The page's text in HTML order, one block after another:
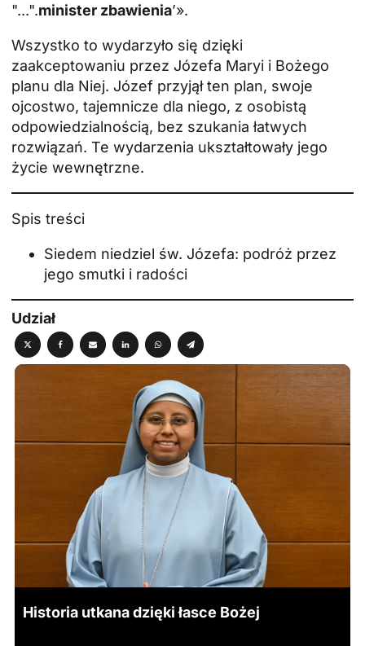
"...".minister zbawienia’».
Wszystko to wydarzyło się dzięki
zaakceptowaniu przez Józefa Maryi i Bożego
planu dla Niej. Józef przyjął ten plan, swoje
ojcostwo, tajemnicze dla niego, z osobistą
odpowiedzialnością, bez szukania łatwych
rozwiązań. Te wydarzenia ukształtowały jego
życie wewnętrzne.
Spis treści
Siedem niedziel św. Józefa: podróż przez
jego smutki i radości
Udział
Historia utkana dzięki łasce Bożej